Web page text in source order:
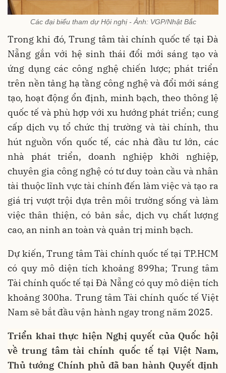
Các đại biểu tham dự Hội nghị - Ảnh: VGP/Nhật Bắc
Trong khi đó, Trung tâm tài chính quốc tế tại Đà
Nẵng gắn với hệ sinh thái đổi mới sáng tạo và
ứng dụng các công nghệ chiến lược; phát triển
trên nền tảng hạ tầng công nghệ và đổi mới sáng
tạo, hoạt động ổn định, minh bạch, theo thông lệ
quốc tế và phù hợp với xu hướng phát triển; cung
cấp dịch vụ tổ chức thị trường và tài chính, thu
hút nguồn vốn quốc tế, các nhà đầu tư lớn, các
nhà phát triển, doanh nghiệp khởi nghiệp,
chuyên gia công nghệ có tư duy toàn cầu và nhân
tài thuộc lĩnh vực tài chính đến làm việc và tạo ra
giá trị vượt trội dựa trên môi trường sống và làm
việc thân thiện, có bản sắc, dịch vụ chất lượng
cao, an ninh an toàn và quản trị minh bạch.
Dự kiến, Trung tâm Tài chính quốc tế tại TP.HCM
có quy mô diện tích khoảng 899ha; Trung tâm
Tài chính quốc tế tại Đà Nẵng có quy mô diện tích
khoảng 300ha. Trung tâm Tài chính quốc tế Việt
Nam sẽ bắt đầu vận hành ngay trong năm 2025.
Triển khai thực hiện Nghị quyết của Quốc hội
về trung tâm tài chính quốc tế tại Việt Nam,
Thủ tướng Chính phủ đã ban hành Quyết định